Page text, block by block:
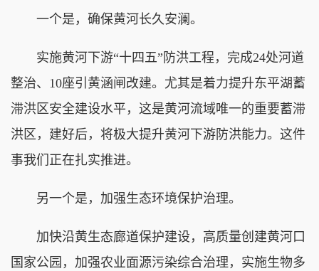
一个是，确保黄河长久安澜。
实施黄河下游“十四五”防洪工程，完成24处河道
整治、10座引黄涵闸改建。尤其是着力提升东平湖蓄
滞洪区安全建设水平，这是黄河流域唯一的重要蓄滞
洪区，建好后，将极大提升黄河下游防洪能力。这件
事我们正在扎实推进。
另一个是，加强生态环境保护治理。
加快沿黄生态廊道保护建设，高质量创建黄河口
国家公园，加强农业面源污染综合治理，实施生物多